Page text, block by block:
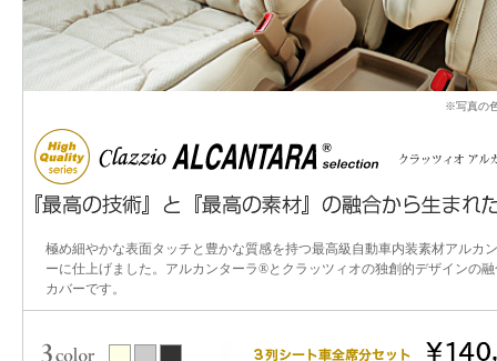
※写真の
極め細やかな表面タッチと豊かな質感を持つ最高級自動車内装素材アルカ
ーに仕上げました。アルカンターラ®とクラッツィオの独創的デザインの
カバーです。